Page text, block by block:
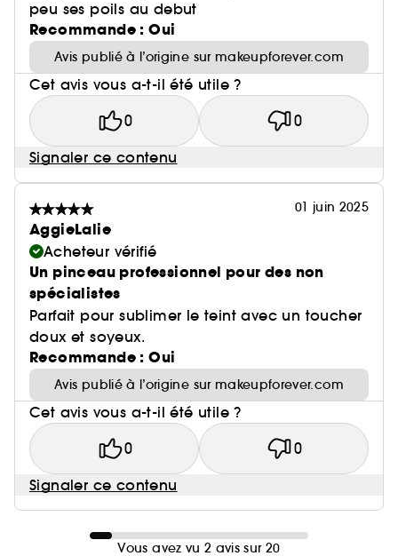
peu ses poils au debut
Recommande : Oui
Avis publié à l’origine sur makeupforever.com
Cet avis vous a-t-il été utile ?
0 0
Signaler ce contenu
01 juin 2025
AggieLalie
Acheteur vérifié
Un pinceau professionnel pour des non
spécialistes
Parfait pour sublimer le teint avec un toucher
doux et soyeux.
Recommande : Oui
Avis publié à l’origine sur makeupforever.com
Cet avis vous a-t-il été utile ?
0 0
Signaler ce contenu
Vous avez vu 2 avis sur 20